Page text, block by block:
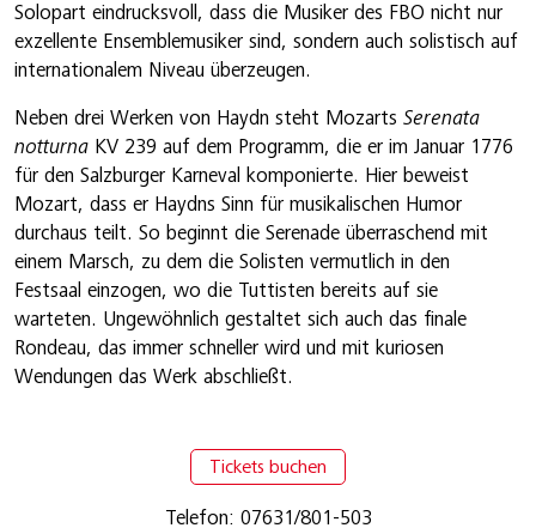
Solopart eindrucksvoll, dass die Musiker des FBO nicht nur
exzellente Ensemblemusiker sind, sondern auch solistisch auf
internationalem Niveau überzeugen.
Neben drei Werken von Haydn steht Mozarts Serenata
notturna KV 239 auf dem Programm, die er im Januar 1776
für den Salzburger Karneval komponierte. Hier beweist
Mozart, dass er Haydns Sinn für musikalischen Humor
durchaus teilt. So beginnt die Serenade überraschend mit
einem Marsch, zu dem die Solisten vermutlich in den
Festsaal einzogen, wo die Tuttisten bereits auf sie
warteten. Ungewöhnlich gestaltet sich auch das finale
Rondeau, das immer schneller wird und mit kuriosen
Wendungen das Werk abschließt.
Tickets buchen
Telefon: 07631/801-503